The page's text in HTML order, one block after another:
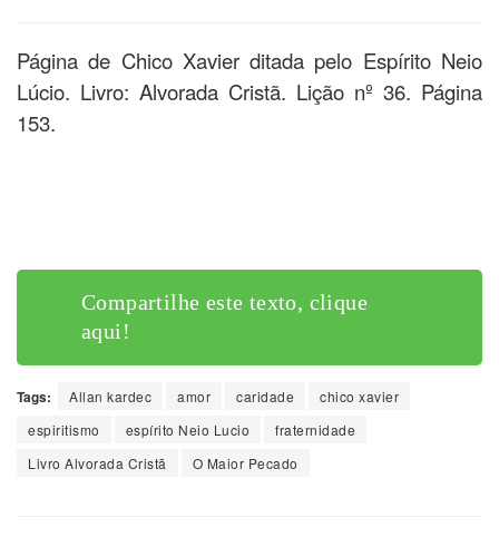
Página de Chico Xavier ditada pelo Espírito Neio
Lúcio. Livro: Alvorada Cristã. Lição nº 36. Página
153.
Compartilhe este texto, clique
aqui!
Tags: Allan kardec amor caridade
chico xavier
espiritismo
espírito Neio Lucio
fraternidade
Livro Alvorada Cristã
O Maior Pecado